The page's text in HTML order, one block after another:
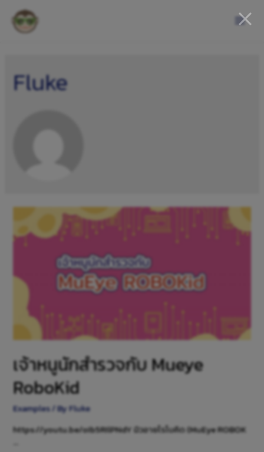
Fluke
เจ้าหนูนักสำรวจกับ Mueye
RoboKid
Examples/ ByFluke
https://youtu.be/oIb5RIlPNdY มิวอายโรโบคิด (MuEye ROBOK